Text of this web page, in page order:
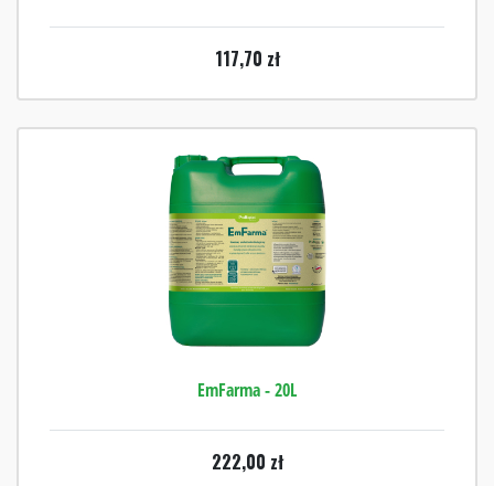
117,70 zł
EmFarma - 20L
222,00 zł